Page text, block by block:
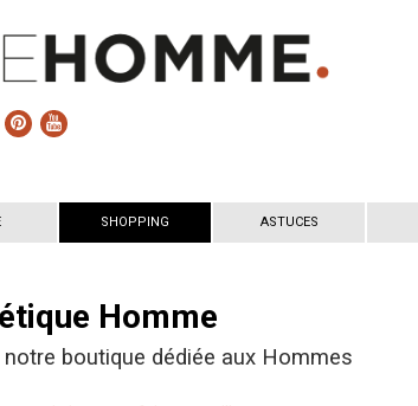
SHOPPING ASTUCES
Homme
boutique dédiée aux Hommes